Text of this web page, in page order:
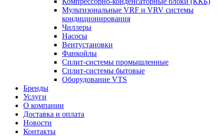
Мультизональные VRF и VRV системы
кондиционирования
Чиллеры
Насосы
Вентустановки
Фанкойлы
Сплит-системы промышленные
Сплит-системы бытовые
Оборудование VTS
Бренды
Услуги
О компании
Доставка и оплата
Новости
Контакты